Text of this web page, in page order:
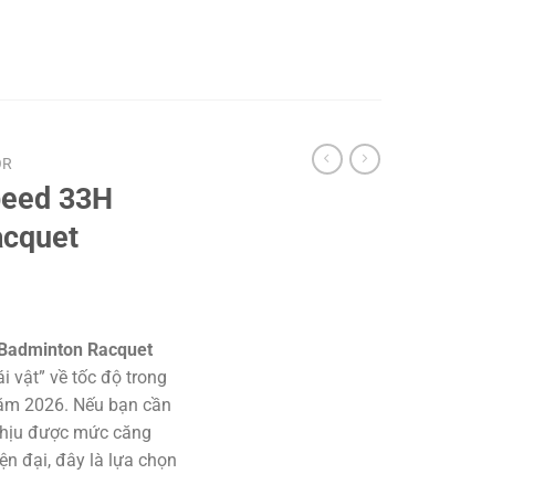
33H
Racquet
vật” về tốc độ trong
2026. Nếu bạn cần
được mức căng
đại, đây là lựa chọn